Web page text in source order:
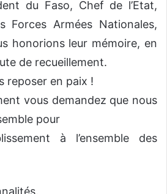
du Faso, Chef de l’Etat,
Forces Armées Nationales,
honorions leur mémoire, en
de recueillement.
reposer en paix !
vous demandez que nous
pour
à l’ensemble des